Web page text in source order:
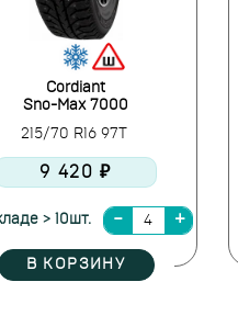
Cordiant
Sno-Max 7000
215/70 R16 97T
9 420 ₽
> 10шт.
В КОРЗИНУ